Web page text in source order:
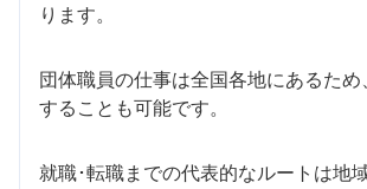
ります。
団体職員の仕事は全国各地にあるた
することも可能です。
就職･転職までの代表的なルートは地